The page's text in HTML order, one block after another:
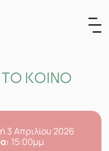
ΤΟ ΚΟΙΝΟ
3 Απριλίου 2026
15:00μμ